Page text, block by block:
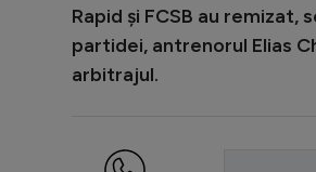
Rapid și FCSB au remizat,
partidei, antrenorul Elias
arbitrajul.